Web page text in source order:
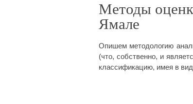
Методы
Ямале
Опишем методологию
(что, собственно, и
классификацию, имея в